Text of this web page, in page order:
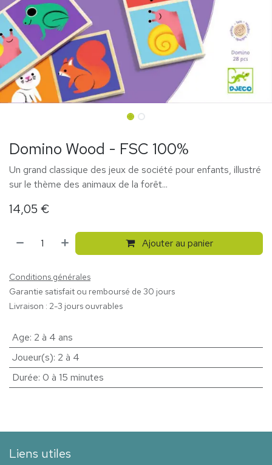
Domino Wood - FSC 100%
Un grand classique des jeux de société pour enfants, illustré
sur le thème des animaux de la forêt...
14,05 €
Ajouter au panier
Conditions générales
Garantie satisfait ou remboursé de 30 jours
Livraison : 2-3 jours ouvrables
Age: 2 à 4 ans
Joueur(s): 2 à 4
Durée: 0 à 15 minutes
Liens utiles